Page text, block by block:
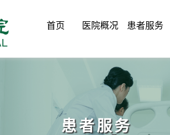
首页 医院概况 患者服务
患者服务